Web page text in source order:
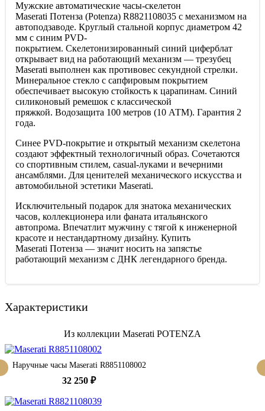
Мужские автоматические часы-скелетон
Maserati Потенза (Potenza) R8821108035 с механизмом на
автоподзаводе. Круглый стальной корпус диаметром 42
мм с синим PVD-
покрытием. Скелетонизированный синий циферблат
открывает вид на работающий механизм — трезубец
Maserati выполнен как противовес секундной стрелки.
Минеральное стекло с сапфировым покрытием
обеспечивает высокую стойкость к царапинам. Синий
силиконовый ремешок с классической
пряжкой. Водозащита 100 метров (10 АТМ). Гарантия 2
года.
Синее PVD-покрытие и открытый механизм скелетона
создают эффектный технологичный образ. Сочетаются
со спортивным стилем, casual-луками и вечерними
ансамблями. Для ценителей механического искусства и
автомобильной эстетики Maserati.
Исключительный подарок для знатока механических
часов, коллекционера или фаната итальянского
автопрома. Впечатлит мужчину с тягой к инженерной
красоте и нестандартному дизайну. Купить
Maserati Потенза — значит носить на запястье
работающий механизм с ДНК легендарного бренда.
Характеристики
Из коллекции Maserati POTENZA
Наручные часы Maserati R8851108002
32 250 ₽